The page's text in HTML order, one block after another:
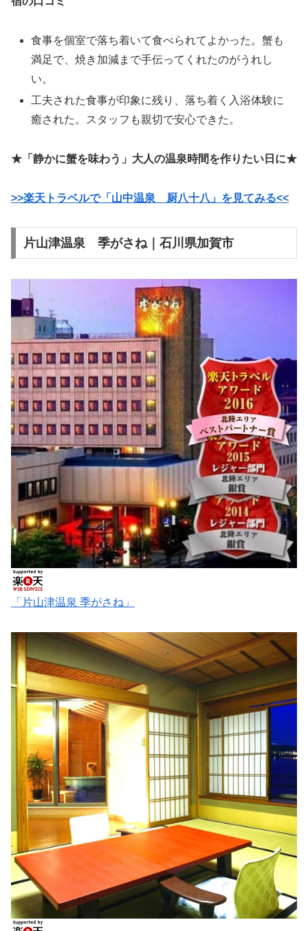
食事を個室で落ち着いて食べられてよかった。蟹も
満足で、焼き加減まで手伝ってくれたのがうれし
い。
工夫された食事が印象に残り、落ち着く入浴体験に
癒された。スタッフも親切で安心できた。
★「静かに蟹を味わう」大人の温泉時間を作りたい日に★
>>楽天トラベルで「山中温泉 厨八十八」を見てみる<<
片山津温泉 季がさね｜石川県加賀市
「片山津温泉 季がさね」